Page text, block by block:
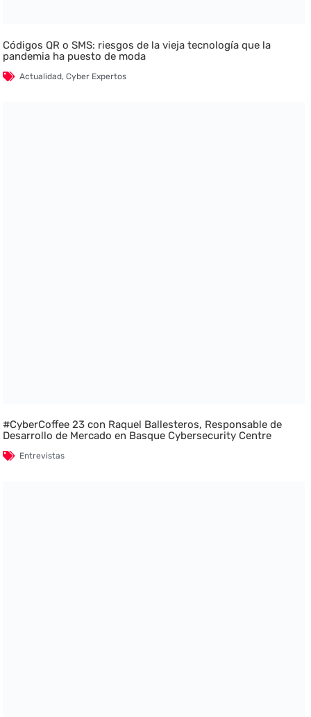
Códigos QR o SMS: riesgos de la vieja tecnología que la
pandemia ha puesto de moda
Actualidad,Cyber Expertos
#CyberCoffee 23 con Raquel Ballesteros, Responsable de
Desarrollo de Mercado en Basque Cybersecurity Centre
Entrevistas